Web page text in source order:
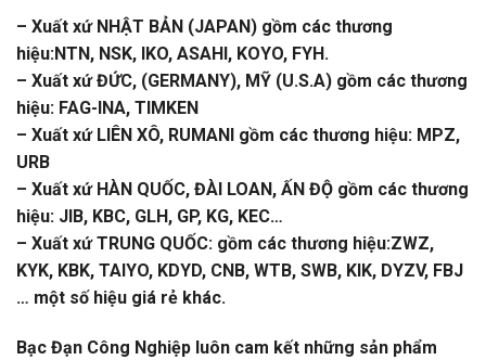
– Xuất xứ NHẬT BẢN (JAPAN) gồm các thương
hiệu:NTN, NSK, IKO, ASAHI, KOYO, FYH.
– Xuất xứ ĐỨC, (GERMANY), MỸ (U.S.A) gồm các thương
hiệu: FAG-INA, TIMKEN
– Xuất xứ LIÊN XÔ, RUMANI gồm các thương hiệu: MPZ,
URB
– Xuất xứ HÀN QUỐC, ĐÀI LOAN, ẤN ĐỘ gồm các thương
hiệu: JIB, KBC, GLH, GP, KG, KEC…
– Xuất xứ TRUNG QUỐC: gồm các thương hiệu:ZWZ,
KYK, KBK, TAIYO, KDYD, CNB, WTB, SWB, KIK, DYZV, FBJ
… một số hiệu giá rẻ khác.
Bạc Đạn Công Nghiệp luôn cam kết những sản phẩm